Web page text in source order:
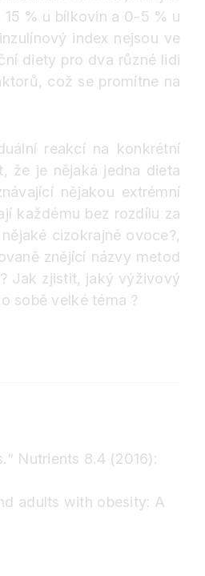
% u bílkovin a 0-5 % u
index nejsou ve
diety pro dva různé lidi
což se promítne na
reakcí na konkrétní
že je nějaká jedna dieta
nějakou extrémní
každému bez rozdílu za
cizokrajné ovoce?,
znějící názvy metod
? Jak zjistit, jaký výživový
sobě velké téma ?
Nutrients 8.4 (2016):
adults with obesity: A